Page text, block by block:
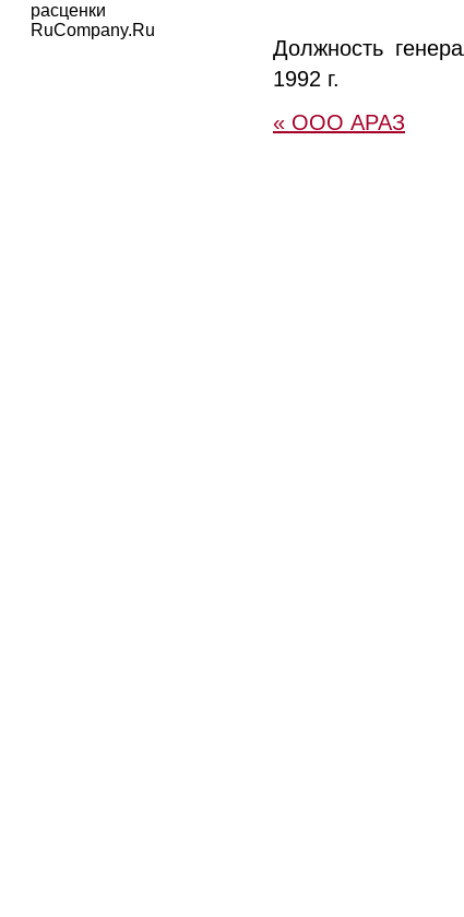
расценки
RuCompany.Ru
Должность
1992 г.
« ООО АРАЗ